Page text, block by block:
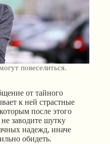
повеселиться.
от тайного
к ней страстные
после этого
заводите шутку
надежд, иначе
обидеть.